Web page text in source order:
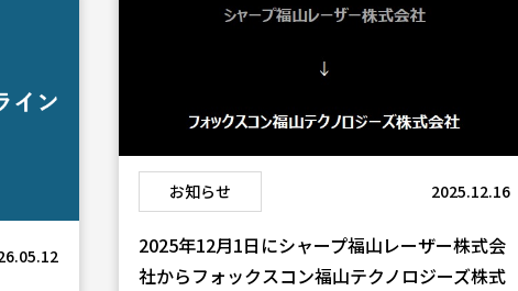
お知らせ 2025.12.16
2025年12月1日にシャープ福山レーザー株式会
社からフォックスコン福山テクノロジーズ株式